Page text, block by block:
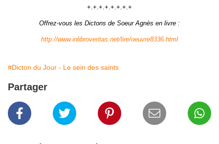
+.+.+.+.+.+.+.+
Offrez-vous les Dictons de Soeur Agnès en livre :
http://www.inlibroveritas.net/lire/oeuvre8336.html
#Dicton du Jour - Le sein des saints
Partager